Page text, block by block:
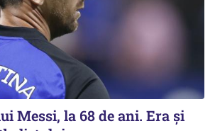
Messi, la 68 de ani. Era și